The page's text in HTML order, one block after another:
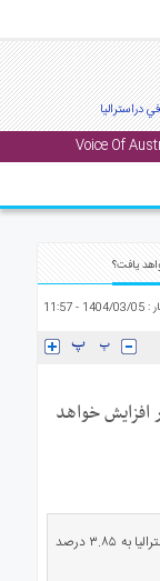
یافت؟
- 11:57
خواهد
صدای استرالیا– با کاهش نرخ بهره توسط بانک مرکزی استرالیا به ۳.۸۵ درصد